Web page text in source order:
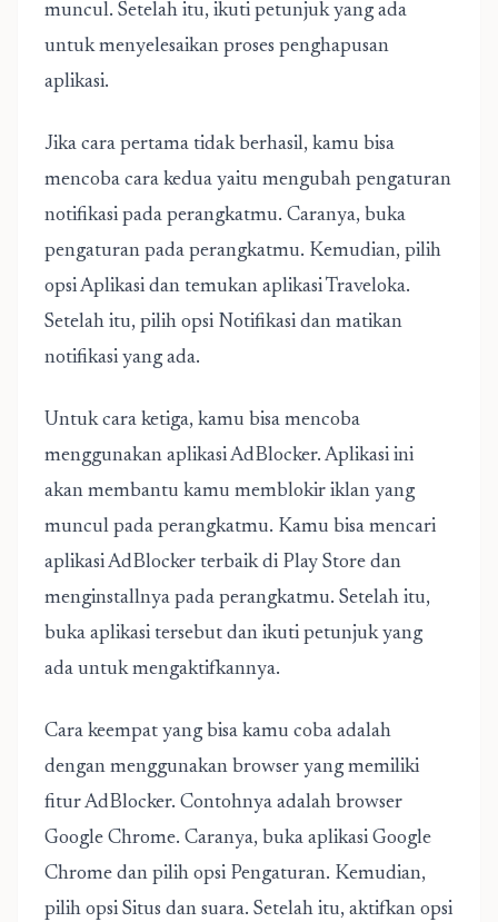
muncul. Setelah itu, ikuti petunjuk yang ada
untuk menyelesaikan proses penghapusan
aplikasi.
Jika cara pertama tidak berhasil, kamu bisa
mencoba cara kedua yaitu mengubah pengaturan
notifikasi pada perangkatmu. Caranya, buka
pengaturan pada perangkatmu. Kemudian, pilih
opsi Aplikasi dan temukan aplikasi Traveloka.
Setelah itu, pilih opsi Notifikasi dan matikan
notifikasi yang ada.
Untuk cara ketiga, kamu bisa mencoba
menggunakan aplikasi AdBlocker. Aplikasi ini
akan membantu kamu memblokir iklan yang
muncul pada perangkatmu. Kamu bisa mencari
aplikasi AdBlocker terbaik di Play Store dan
menginstallnya pada perangkatmu. Setelah itu,
buka aplikasi tersebut dan ikuti petunjuk yang
ada untuk mengaktifkannya.
Cara keempat yang bisa kamu coba adalah
dengan menggunakan browser yang memiliki
fitur AdBlocker. Contohnya adalah browser
Google Chrome. Caranya, buka aplikasi Google
Chrome dan pilih opsi Pengaturan. Kemudian,
pilih opsi Situs dan suara. Setelah itu, aktifkan opsi